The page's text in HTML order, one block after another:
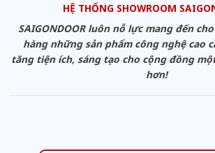
HỆ THỐNG SHOWROOM
SAIGONDOOR luôn nỗ lực mang đến
hàng những sản phẩm công nghệ cao
tăng tiện ích, sáng tạo cho cộng đồng
hơn!